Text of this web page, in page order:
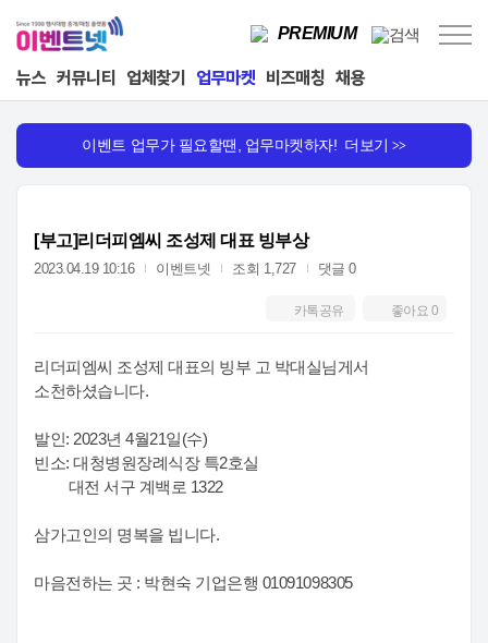
PREMIUM
뉴스 커뮤니티 업체찾기 업무마켓 비즈매칭 채용
이벤트 업무가 필요할땐, 업무마켓하자! 더보기 >>
[부고]리더피엠씨 조성제 대표 빙부상
2023.04.19 10:16 이벤트넷 조회 1,727 댓글 0
좋아요 0
카톡공유
리더피엠씨 조성제 대표의 빙부 고 박대실님게서
소천하셨습니다.
발인: 2023년 4월21일(수)
빈소: 대청병원장례식장 특2호실
대전 서구 계백로 1322
삼가고인의 명복을 빕니다.
마음전하는 곳 : 박현숙 기업은행 01091098305